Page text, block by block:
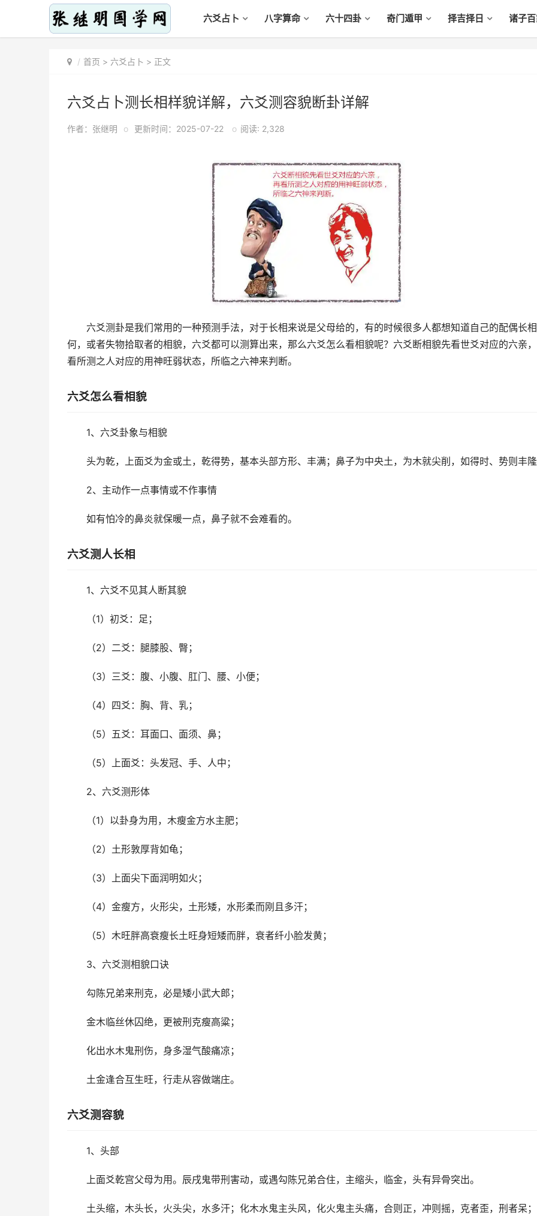
六爻占卜 八字算命 六十四卦 奇门遁甲 择吉择日 诸子
首页 > 六爻占卜 > 正文
六爻占卜测长相样貌详解，六爻测容貌断卦详解
作者：张继明 o 更新时间：2025-07-22 o 阅读: 2,328
六爻测卦是我们常用的一种预测手法，对于长相来说是父母给的，有的时候很多人都想知道自己的配偶长
何，或者失物拾取者的相貌，六爻都可以测算出来，那么六爻怎么看相貌呢？六爻断相貌先看世爻对应的六亲
看所测之人对应的用神旺弱状态，所临之六神来判断。
六爻怎么看相貌
1、六爻卦象与相貌
头为乾，上面爻为金或土，乾得势，基本头部方形、丰满；鼻子为中央土，为木就尖削，如得时、势则丰
2、主动作一点事情或不作事情
如有怕冷的鼻炎就保暖一点，鼻子就不会难看的。
六爻测人长相
1、六爻不见其人断其貌
（1）初爻：足；
（2）二爻：腿膝股、臀；
（3）三爻：腹、小腹、肛门、腰、小便；
（4）四爻：胸、背、乳；
（5）五爻：耳面口、面须、鼻；
（5）上面爻：头发冠、手、人中；
2、六爻测形体
（1）以卦身为用，木瘦金方水主肥；
（2）土形敦厚背如龟；
（3）上面尖下面润明如火；
（4）金瘦方，火形尖，土形矮，水形柔而刚且多汗；
（5）木旺胖高衰瘦长土旺身短矮而胖，衰者纤小脸发黄；
3、六爻测相貌口诀
勾陈兄弟来刑克，必是矮小武大郎；
金木临丝休囚绝，更被刑克瘦高粱；
化出水木鬼刑伤，身多湿气酸痛凉；
土金逢合互生旺，行走从容做端庄。
六爻测容貌
1、头部
上面爻乾宫父母为用。辰戌鬼带刑害动，或遇勾陈兄弟合住，主缩头，临金，头有异骨突出。
土头缩，木头长，火头尖，水多汗；化木水鬼主头风，化火鬼主头痛，合则正，冲则摇，克者歪，刑者呆